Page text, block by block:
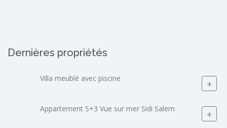
Dernières propriétés
Villa meublé avec piscine +
Appartement S+3 Vue sur mer Sidi Salem +